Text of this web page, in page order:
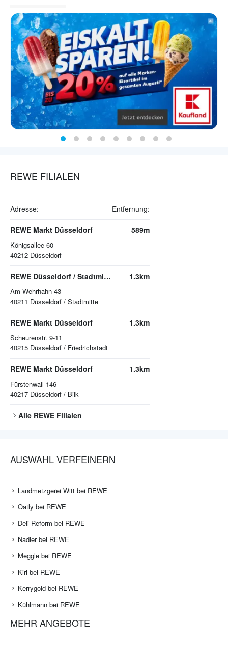
REWE FILIALEN
Adresse: Entfernung:
REWE Markt Düsseldorf
Königsallee 60
40212 Düsseldorf
589m
REWE Düsseldorf / Stadtmitte
Am Wehrhahn 43
40211 Düsseldorf / Stadtmitte
1.3km
REWE Markt Düsseldorf
Scheurenstr. 9-11
40215 Düsseldorf / Friedrichstadt
1.3km
REWE Markt Düsseldorf
Fürstenwall 146
40217 Düsseldorf / Bilk
1.3km
Alle REWE Filialen
AUSWAHL VERFEINERN
Landmetzgerei Witt bei REWE
Oatly bei REWE
Deli Reform bei REWE
Nadler bei REWE
Meggle bei REWE
Kiri bei REWE
Kerrygold bei REWE
Kühlmann bei REWE
MEHR ANGEBOTE